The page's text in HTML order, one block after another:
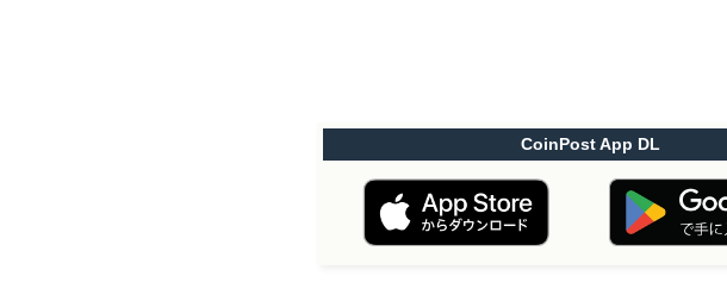
CoinPost App DL